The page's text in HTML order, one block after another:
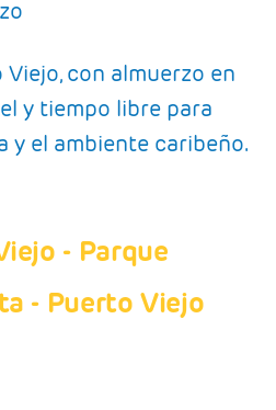
con almuerzo en
y tiempo libre para
y el ambiente caribeño.
- Parque
- Puerto Viejo